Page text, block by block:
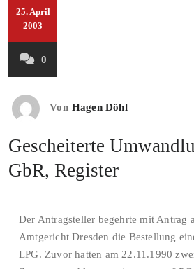
25. April
2003
0
Von Hagen Döhl
Gescheiterte
GbR, Register
Der Antragsteller begehrte mit Antrag
Amtgericht Dresden die Bestellung
LPG. Zuvor hatten am 22.11.1990